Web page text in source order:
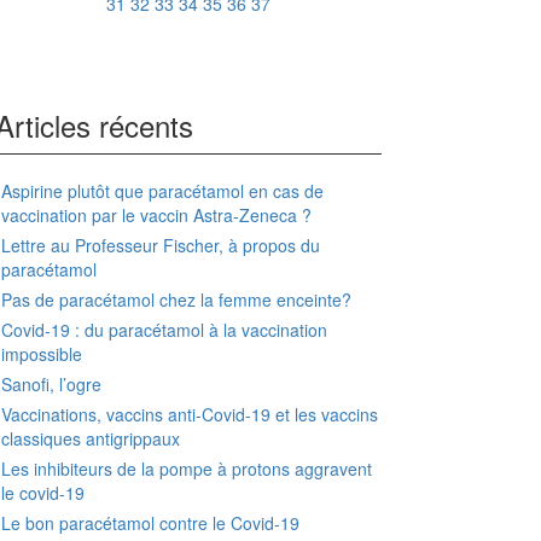
récents
Aspirine plutôt que paracétamol en cas de
vaccination par le vaccin Astra-Zeneca ?
Lettre au Professeur Fischer, à propos du
paracétamol
Pas de paracétamol chez la femme enceinte?
Covid-19 : du paracétamol à la vaccination
impossible
Sanofi, l’ogre
Vaccinations, vaccins anti-Covid-19 et les vaccins
classiques antigrippaux
Les inhibiteurs de la pompe à protons aggravent
le covid-19
Le bon paracétamol contre le Covid-19